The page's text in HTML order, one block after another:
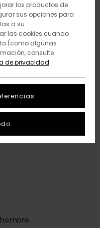
los productos de
sus opciones para
a su
las cookies cuando
(como algunas
consulte
de privacidad